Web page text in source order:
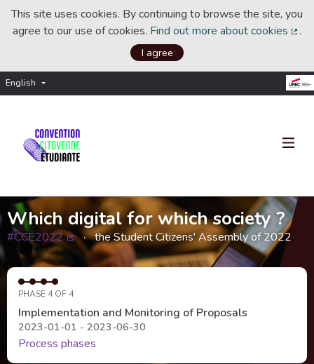
This site uses cookies. By continuing to browse the site, you
agree to our use of cookies. Find out more about cookies .
I agree
English Choisir la langue
Which digital for which society ?
#CCE2022
(External link)
the Student Citizens' Assembly of 2022
PHASE 4 OF 4
Implementation and Monitoring of Proposals
2023-01-01 - 2023-06-30
Process phases